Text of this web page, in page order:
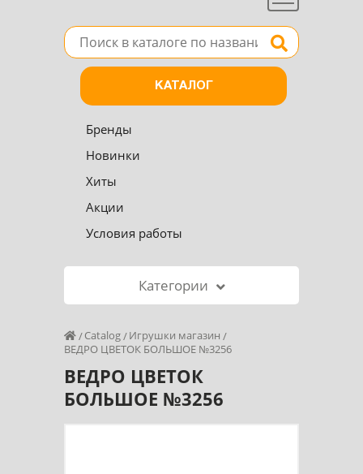
Поле для поиска товара в каталоге Найти
КАТАЛОГ
Бренды
Новинки
Хиты
Акции
Условия работы
Категории
Catalog
Игрушки магазин
ВЕДРО ЦВЕТОК БОЛЬШОЕ №3256
ВЕДРО ЦВЕТОК
БОЛЬШОЕ №3256